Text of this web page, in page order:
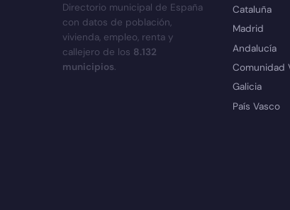
Directorio municipal de España
con datos de población,
vivienda, empleo, renta y
callejero de los 8.132
municipios.
Cataluña
Madrid
Andalucía
Comunidad
Galicia
País Vasco